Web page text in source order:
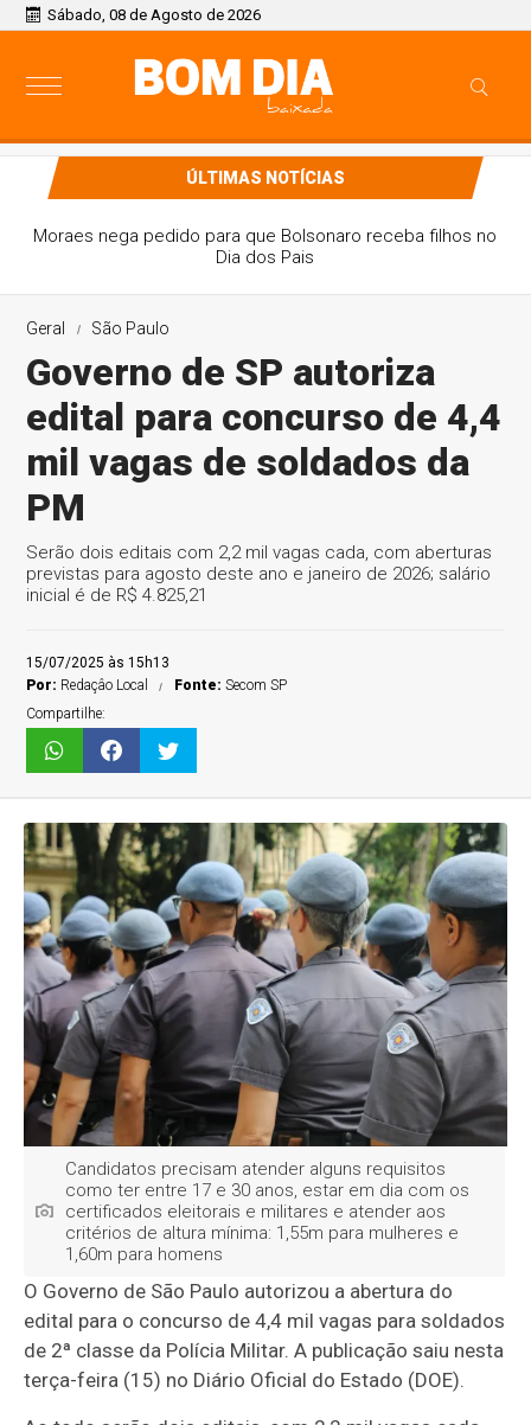
Sábado, 08 de Agosto de 2026
ÚLTIMAS NOTÍCIAS
Moraes nega pedido para que Bolsonaro receba filhos no
Dia dos Pais
Geral São Paulo
Governo de SP autoriza
edital para concurso de 4,4
mil vagas de soldados da
PM
Serão dois editais com 2,2 mil vagas cada, com aberturas
previstas para agosto deste ano e janeiro de 2026; salário
inicial é de R$ 4.825,21
15/07/2025 às 15h13
Por: Redaçâo Local Fonte:Secom SP
Compartilhe:
Candidatos precisam atender alguns requisitos
como ter entre 17 e 30 anos, estar em dia com os
certificados eleitorais e militares e atender aos
critérios de altura mínima: 1,55m para mulheres e
1,60m para homens
O Governo de São Paulo autorizou a abertura do
edital para o concurso de 4,4 mil vagas para soldados
de 2ª classe da Polícia Militar. A publicação saiu nesta
terça-feira (15) no Diário Oficial do Estado (DOE).